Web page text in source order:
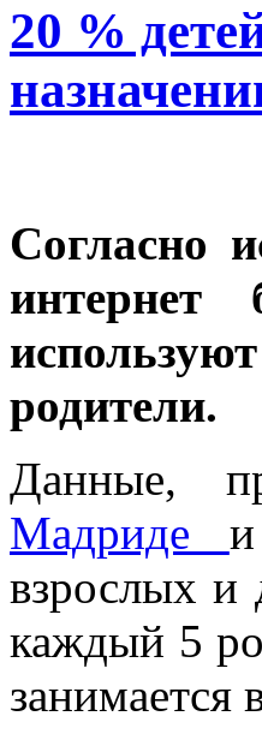
20 %
Согласно
интернет
родители.
Данные,
Мадриде
взрослых и
каждый 5
занимается